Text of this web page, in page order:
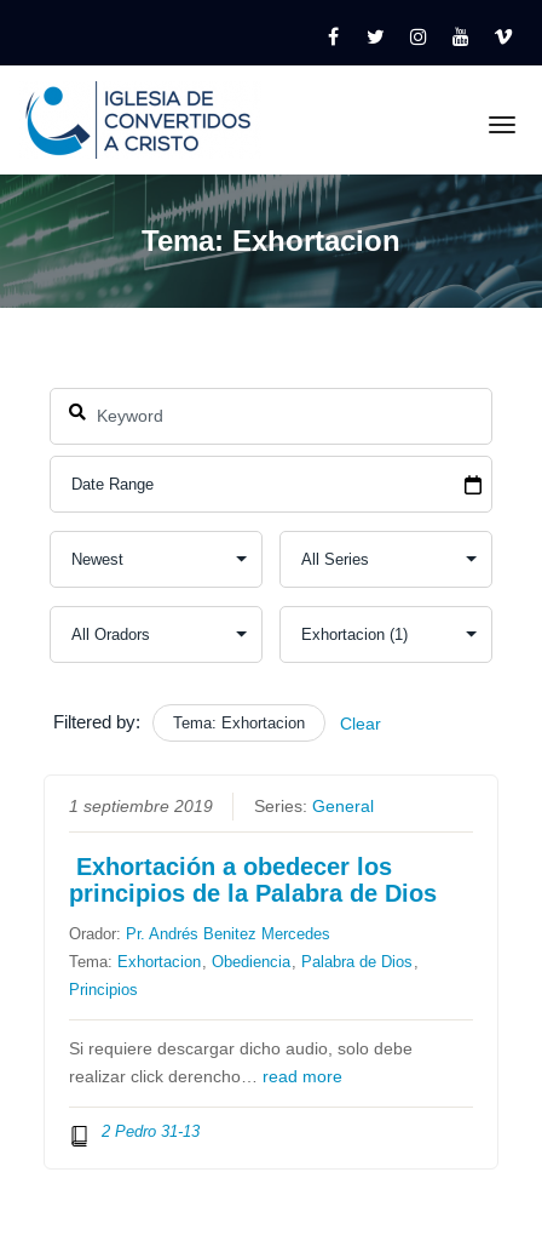
Tema: Exhortacion
Filtered by: Tema: Exhortacion Clear
1 septiembre 2019 Series:General
Exhortación a obedecer los
principios de la Palabra de Dios
Orador: Pr. Andrés Benitez Mercedes
Tema: Exhortacion ,Obediencia Palabra de Dios
Principios
Si requiere descargar dicho audio, solo debe
realizar click derencho… read more
2 Pedro 31-13